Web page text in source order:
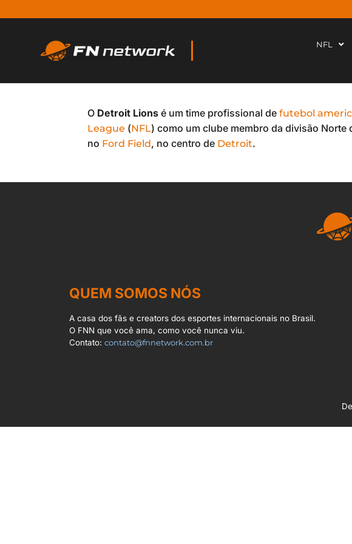
NFL
O Detroit Lions é um time profissional defutebol
League (NFL) como um clube membro da divisão Norte
no Ford Field, no centro de Detroit.
QUEM SOMOS NÓS
A casa dos fãs e creators dos esportes internacionais no Brasil.
O FNN que você ama, como você nunca viu.
Contato:contato@fnnetwork.com.br